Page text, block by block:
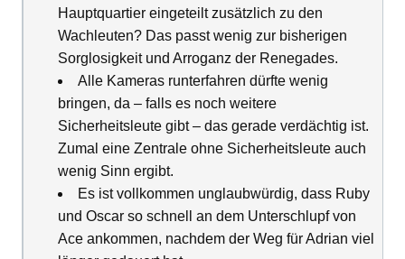
Hauptquartier eingeteilt zusätzlich zu den
Wachleuten? Das passt wenig zur bisherigen
Sorglosigkeit und Arroganz der Renegades.
Alle Kameras runterfahren dürfte wenig
bringen, da – falls es noch weitere
Sicherheitsleute gibt – das gerade verdächtig ist.
Zumal eine Zentrale ohne Sicherheitsleute auch
wenig Sinn ergibt.
Es ist vollkommen unglaubwürdig, dass Ruby
und Oscar so schnell an dem Unterschlupf von
Ace ankommen, nachdem der Weg für Adrian viel